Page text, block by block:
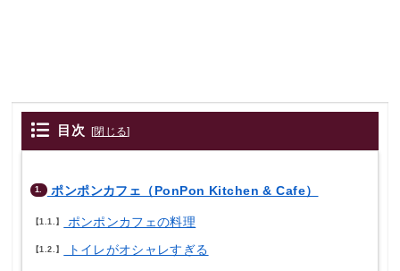
目次 [閉じる]
1. ポンポンカフェ（PonPon Kitchen & Cafe）
1.1. ポンポンカフェの料理
1.2. トイレがオシャレすぎる